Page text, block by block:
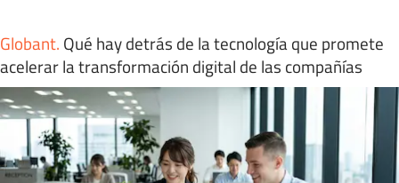
Globant. Qué hay detrás de la tecnología que promete
acelerar la transformación digital de las compañías